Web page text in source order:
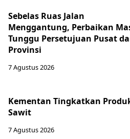
Sebelas Ruas Jalan
Menggantung, Perbaikan
Tunggu Persetujuan Pusat
Provinsi
7 Agustus 2026
Kementan Tingkatkan
Sawit
7 Agustus 2026